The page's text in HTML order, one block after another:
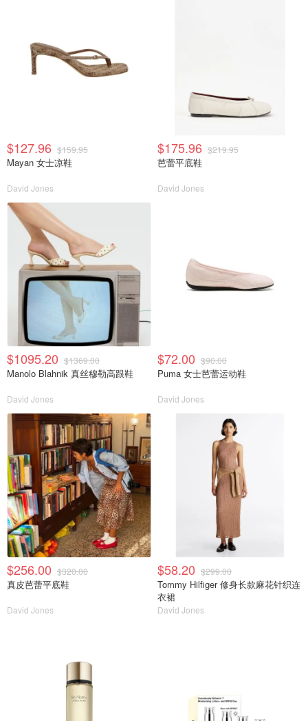
$127.96 $159.95
Mayan 女士凉鞋
David Jones
$175.96 $219.95
芭蕾平底鞋
David Jones
$1095.20 $1369.00
Manolo Blahnik 真丝穆勒高跟鞋
David Jones
$72.00 $90.00
Puma 女士芭蕾运动鞋
David Jones
$256.00 $320.00
真皮芭蕾平底鞋
David Jones
$58.20 $299.00
Tommy Hilfiger 修身长款麻花针织连
衣裙
David Jones